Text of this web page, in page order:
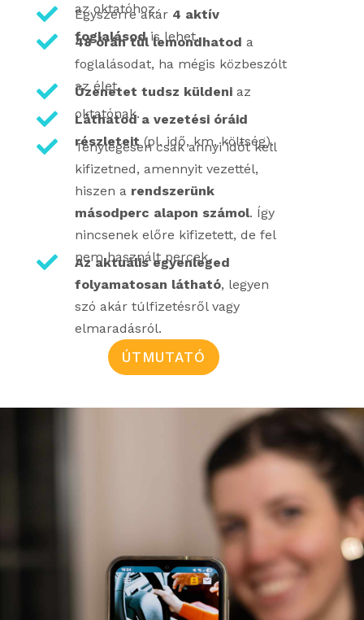
az oktatóhoz.
 Egyszerre akár 4 aktív
foglalásodis lehet.
 48 órán túl lemondhatod a
foglalásodat, ha mégis közbeszólt
az élet.
 Üzenetet tudsz küldeniaz
oktatónak.

Láthatod a vezetési óráid
részleteit(pl. idő, km, költség).

Ténylegesen csak annyi időt kell
kifizetned, amennyit vezettél,
hiszen a rendszerünk
másodperc alapon számol. Így
nincsenek előre kifizetett, de fel
nem használt percek.

Az aktuális egyenleged
folyamatosan látható, legyen
szó akár túlfizetésről vagy
elmaradásról.
ÚTMUTATÓ